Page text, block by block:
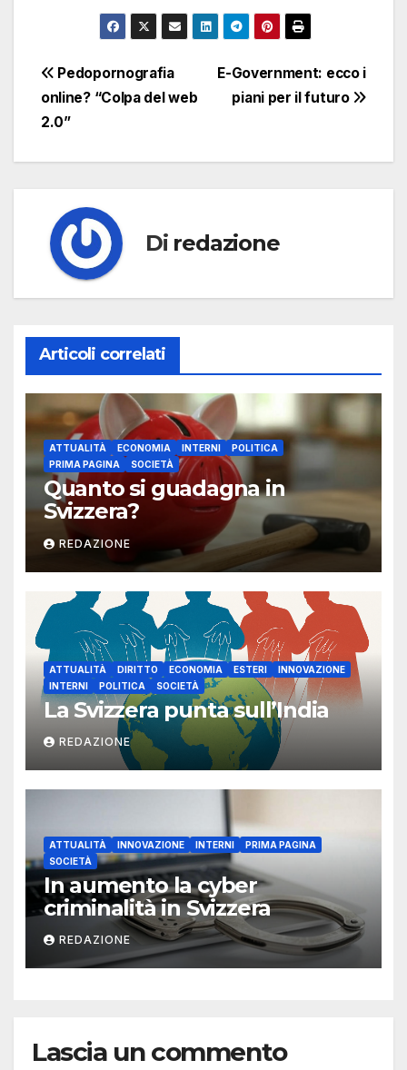
Navigazione
articoli
E-Government: ecco i
piani per il futuro
Pedopornografia
online? “Colpa del web
2.0”
Di redazione
Articoli correlati
ATTUALITÀ ECONOMIA INTERNI
POLITICA
PRIMA PAGINA
SOCIETÀ
Quanto si guadagna in
Svizzera?
REDAZIONE
ATTUALITÀ DIRITTO ECONOMIA ESTERI
INNOVAZIONE
INTERNI
POLITICA SOCIETÀ
La Svizzera punta sull’India
REDAZIONE
ATTUALITÀ INNOVAZIONE INTERNI
PRIMA PAGINA
SOCIETÀ
In aumento la cyber
criminalità in Svizzera
REDAZIONE
Lascia un commento